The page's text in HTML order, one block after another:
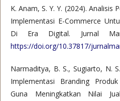
K. Anam, S. Y. Y. (2024).
Implementasi E-Commerce
Di Era Digital. Jurnal
https://doi.org/10.37817/
Narmaditya, B. S., Sugiarto, N.
Implementasi Branding
Guna Meningkatkan Nilai